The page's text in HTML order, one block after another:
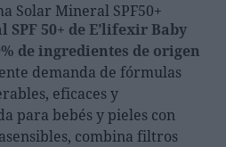
Solar Mineral SPF50+
50+ de E’lifexir Baby
de ingredientes de origen
demanda de fórmulas
eficaces y
para bebés y pieles con
combina filtros